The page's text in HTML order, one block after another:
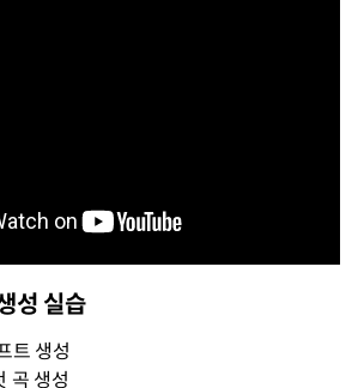
성 실습
트 생성
곡 생성